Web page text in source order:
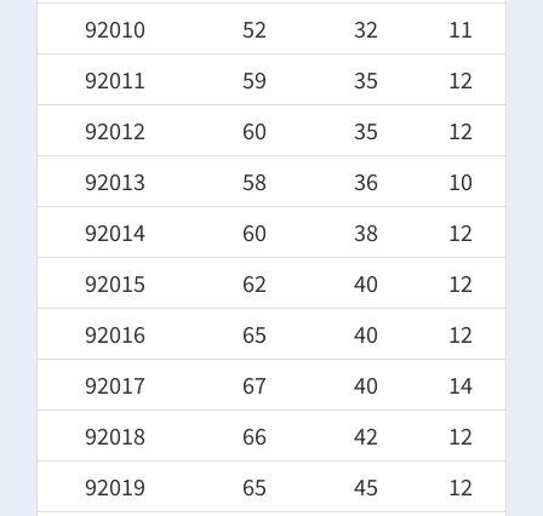
92010
52 32
11
92011
59 35
12
92012
60 35
12
92013
58 36
10
92014
60 38
12
92015
62 40
12
92016
65 40
12
92017
67 40
14
92018
66 42
12
92019
65 45
12